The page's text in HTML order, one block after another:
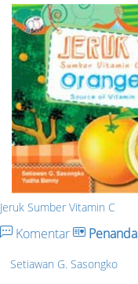
Jeruk Sumber Vitamin C
Komentar Penanda
Setiawan G. Sasongko